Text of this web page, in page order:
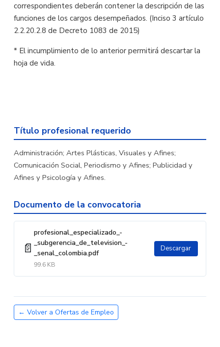
correspondientes deberán contener la descripción de las
funciones de los cargos desempeñados. (Inciso 3 artículo
2.2.20.2.8 de Decreto 1083 de 2015)
* El incumplimiento de lo anterior permitirá descartar la
hoja de vida.
Título profesional requerido
Administración; Artes Plásticas, Visuales y Afines;
Comunicación Social, Periodismo y Afines; Publicidad y
Afines y Psicología y Afines.
Documento de la convocatoria
📄
profesional_especializado_-
_subgerencia_de_television_-
_senal_colombia.pdf
99.6 KB
Descargar
← Volver a Ofertas de Empleo